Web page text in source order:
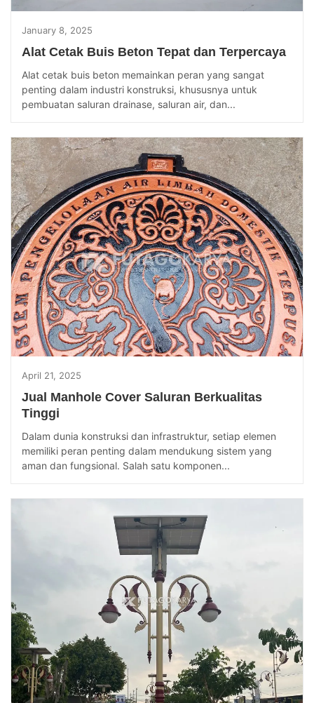
January 8, 2025
Alat Cetak Buis Beton Tepat dan Terpercaya
Alat cetak buis beton memainkan peran yang sangat
penting dalam industri konstruksi, khususnya untuk
pembuatan saluran drainase, saluran air, dan...
April 21, 2025
Jual Manhole Cover Saluran Berkualitas
Tinggi
Dalam dunia konstruksi dan infrastruktur, setiap elemen
memiliki peran penting dalam mendukung sistem yang
aman dan fungsional. Salah satu komponen...